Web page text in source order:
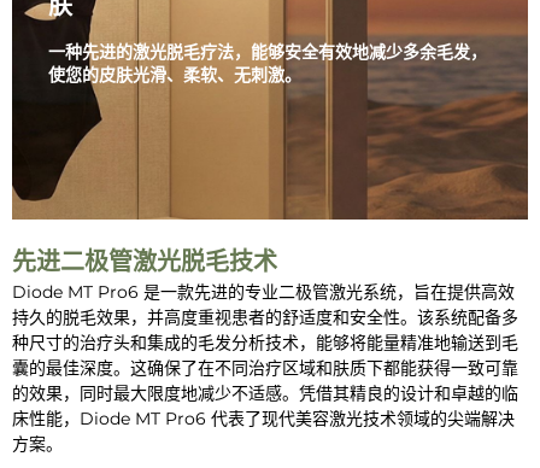
一种先进的激光脱毛疗法，能够安全有效地减少多余毛发，
使您的皮肤光滑、柔软、无刺激。
先进二极管激光脱毛技术
Diode MT Pro6 是一款先进的专业二极管激光系统，旨在提供高效
持久的脱毛效果，并高度重视患者的舒适度和安全性。该系统配备多
种尺寸的治疗头和集成的毛发分析技术，能够将能量精准地输送到毛
囊的最佳深度。这确保了在不同治疗区域和肤质下都能获得一致可靠
的效果，同时最大限度地减少不适感。凭借其精良的设计和卓越的临
床性能，Diode MT Pro6 代表了现代美容激光技术领域的尖端解决
方案。